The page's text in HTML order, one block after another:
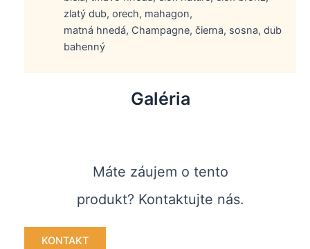
zlatý dub, orech, mahagon,
matná hnedá, Champagne, čierna, sosna, dub
bahenný
Galéria
Máte záujem o tento
produkt? Kontaktujte nás.
KONTAKT